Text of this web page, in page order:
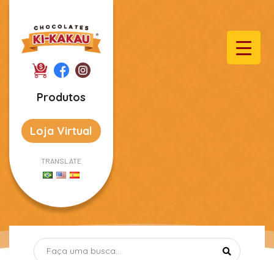
Produtos
Loja Virtual
TRANSLATE